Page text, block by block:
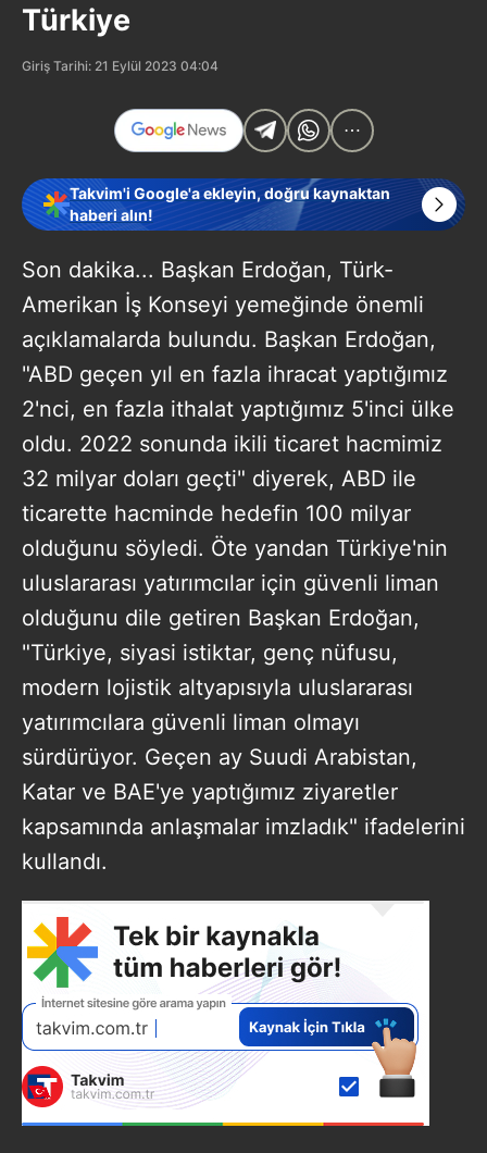
Türkiye
Giriş Tarihi: 21 Eylül 2023 04:04
Takvim'i Google'a ekleyin, doğru kaynaktan
haberi alın!
Son dakika... Başkan Erdoğan, Türk-
Amerikan İş Konseyi yemeğinde önemli
açıklamalarda bulundu. Başkan Erdoğan,
"ABD geçen yıl en fazla ihracat yaptığımız
2'nci, en fazla ithalat yaptığımız 5'inci ülke
oldu. 2022 sonunda ikili ticaret hacmimiz
32 milyar doları geçti" diyerek, ABD ile
ticarette hacminde hedefin 100 milyar
olduğunu söyledi. Öte yandan Türkiye'nin
uluslararası yatırımcılar için güvenli liman
olduğunu dile getiren Başkan Erdoğan,
"Türkiye, siyasi istiktar, genç nüfusu,
modern lojistik altyapısıyla uluslararası
yatırımcılara güvenli liman olmayı
sürdürüyor. Geçen ay Suudi Arabistan,
Katar ve BAE'ye yaptığımız ziyaretler
kapsamında anlaşmalar imzladık" ifadelerini
kullandı.